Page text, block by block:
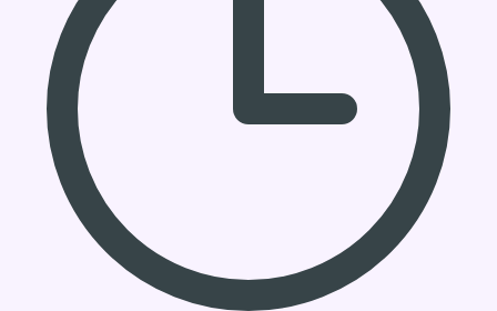
Durée : 1:11:26
Partager l'émission
Facebook
Twitter